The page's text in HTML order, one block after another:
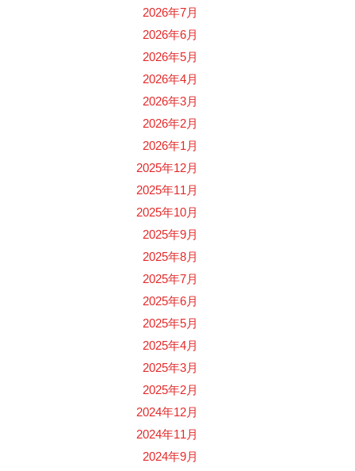
2026年7月
2026年6月
2026年5月
2026年4月
2026年3月
2026年2月
2026年1月
2025年12月
2025年11月
2025年10月
2025年9月
2025年8月
2025年7月
2025年6月
2025年5月
2025年4月
2025年3月
2025年2月
2024年12月
2024年11月
2024年9月